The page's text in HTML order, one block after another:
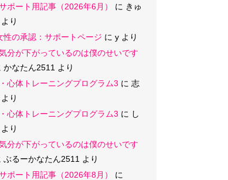
ポート用記事（2026年6月）
に きゅ
より
性の承認：サポートページ に y より
分が下がっているのは僕のせいです
かなたん2511 より
心体トレーニングプログラム3 に 志
より
心体トレーニングプログラム3 に し
より
分が下がっているのは僕のせいです
ぶるーかなたん2511 より
ポート用記事（2026年8月）
に